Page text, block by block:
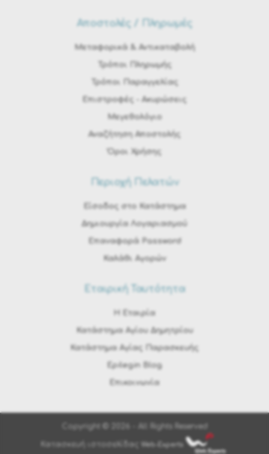
Αποστολές / Πληρωμές
Μεταφορικά & Αντικαταβολή
Τρόποι Πληρωμής
Τρόποι Παραγγελίας
Eπιστροφές - Ακυρώσεις
Μεγεθολόγιο
Αναζήτηση Αποστολής
Όροι Χρήσης
Περιοχή Πελατών
Είσοδος στο Κατάστημα
Δημιουργία Λογαριασμού
Επαναφορά Password
Καλάθι Αγορών
Εταιρική Ταυτότητα
H Εταιρία
Κατάστημα Αγίου Δημητρίου
Κατάστημα Αγίας Παρασκευής
Epilegin Blog
Επικοινωνία
Copyright © 2026 - All Rights Reserved
Κατασκευή ιστοσελίδας Web-Experts